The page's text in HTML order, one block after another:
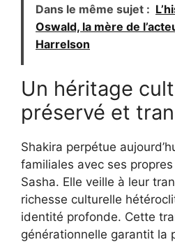
Dans le même sujet :
Oswald, la mère de
Harrelson
Un héritage
préservé et
Shakira perpétue
familiales avec ses
Sasha. Elle veille à leur
richesse culturelle
identité profonde. Cette
générationnelle garantit la